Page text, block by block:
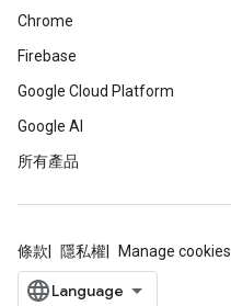
Chrome
Firebase
Google Cloud Platform
Google AI
所有產品
條款 隱私權 Manage cookies